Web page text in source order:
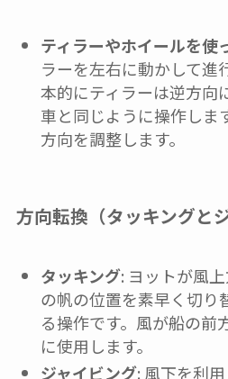
ティラーやホイールを使
ラーを左右に動かして進
本的にティラーは逆方向
車と同じように操作しま
方向を調整します。
方向転換（タッキングと
タッキング: ヨットが風
の帆の位置を素早く切り
る操作です。風が船の前
に使用します。
ジャイビング: 風下を利